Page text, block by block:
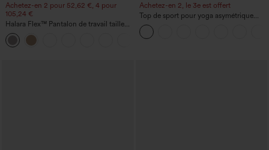
Achetez-en 2 pour 52,62 €, 4 pour
105,24 €
Halara Flex™ Pantalon de travail taille
haute sculptant la silhouette, gainant la
taille, avec poches, jambe large en
micro-gaufre
Achetez-en 2, le 3e est offert
Top de sport pour yoga asymétrique
(une épaule) à manches longues avec
ouverture pour le pouce, ourlet arrondi
haut-bas, séchage rapide, soutien-gorge